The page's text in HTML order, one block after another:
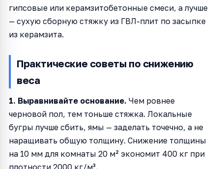
гипсовые или керамзитобетонные смеси, а лучше
— сухую сборную стяжку из ГВЛ-плит по засыпке
из керамзита.
Практические советы по снижению
веса
1. Выравнивайте основание. Чем ровнее
черновой пол, тем тоньше стяжка. Локальные
бугры лучше сбить, ямы — заделать точечно, а не
наращивать общую толщину. Снижение толщины
на 10 мм для комнаты 20 м² экономит 400 кг при
плотности 2000 кг/м³.